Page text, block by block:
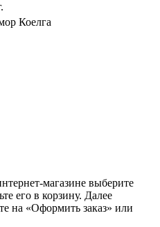
Коелга
магазине выберите
его в корзину. Далее
на «Оформить заказ» или